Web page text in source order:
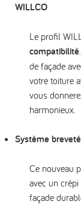
WILLCO
Le profil
compatibilité
de façade
votre toiture
vous
harmonieux.
Système breveté
Ce nouveau
avec un
façade